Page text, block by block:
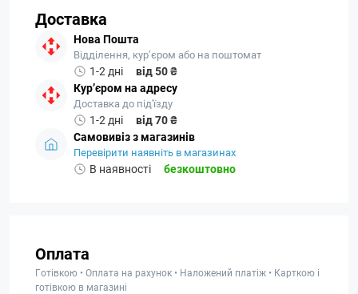
Доставка
Нова Пошта
Відділення, кур’єром або на поштомат
1-2 дні
від 50 ₴
Кур’єром на адресу
Доставка до під'їзду
1-2 дні
від 70 ₴
Самовивіз з магазинів
Перевірити наявніть в магазинах
В наявності безкоштовно
Оплата
Готівкою • Оплата на рахунок • Наложений платіж • Карткою і
готівкою в магазині